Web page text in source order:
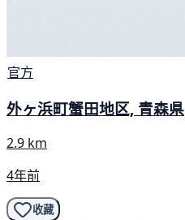
官方
外ヶ浜町蟹田地区, 青森県
2.9 km
4年前
收藏